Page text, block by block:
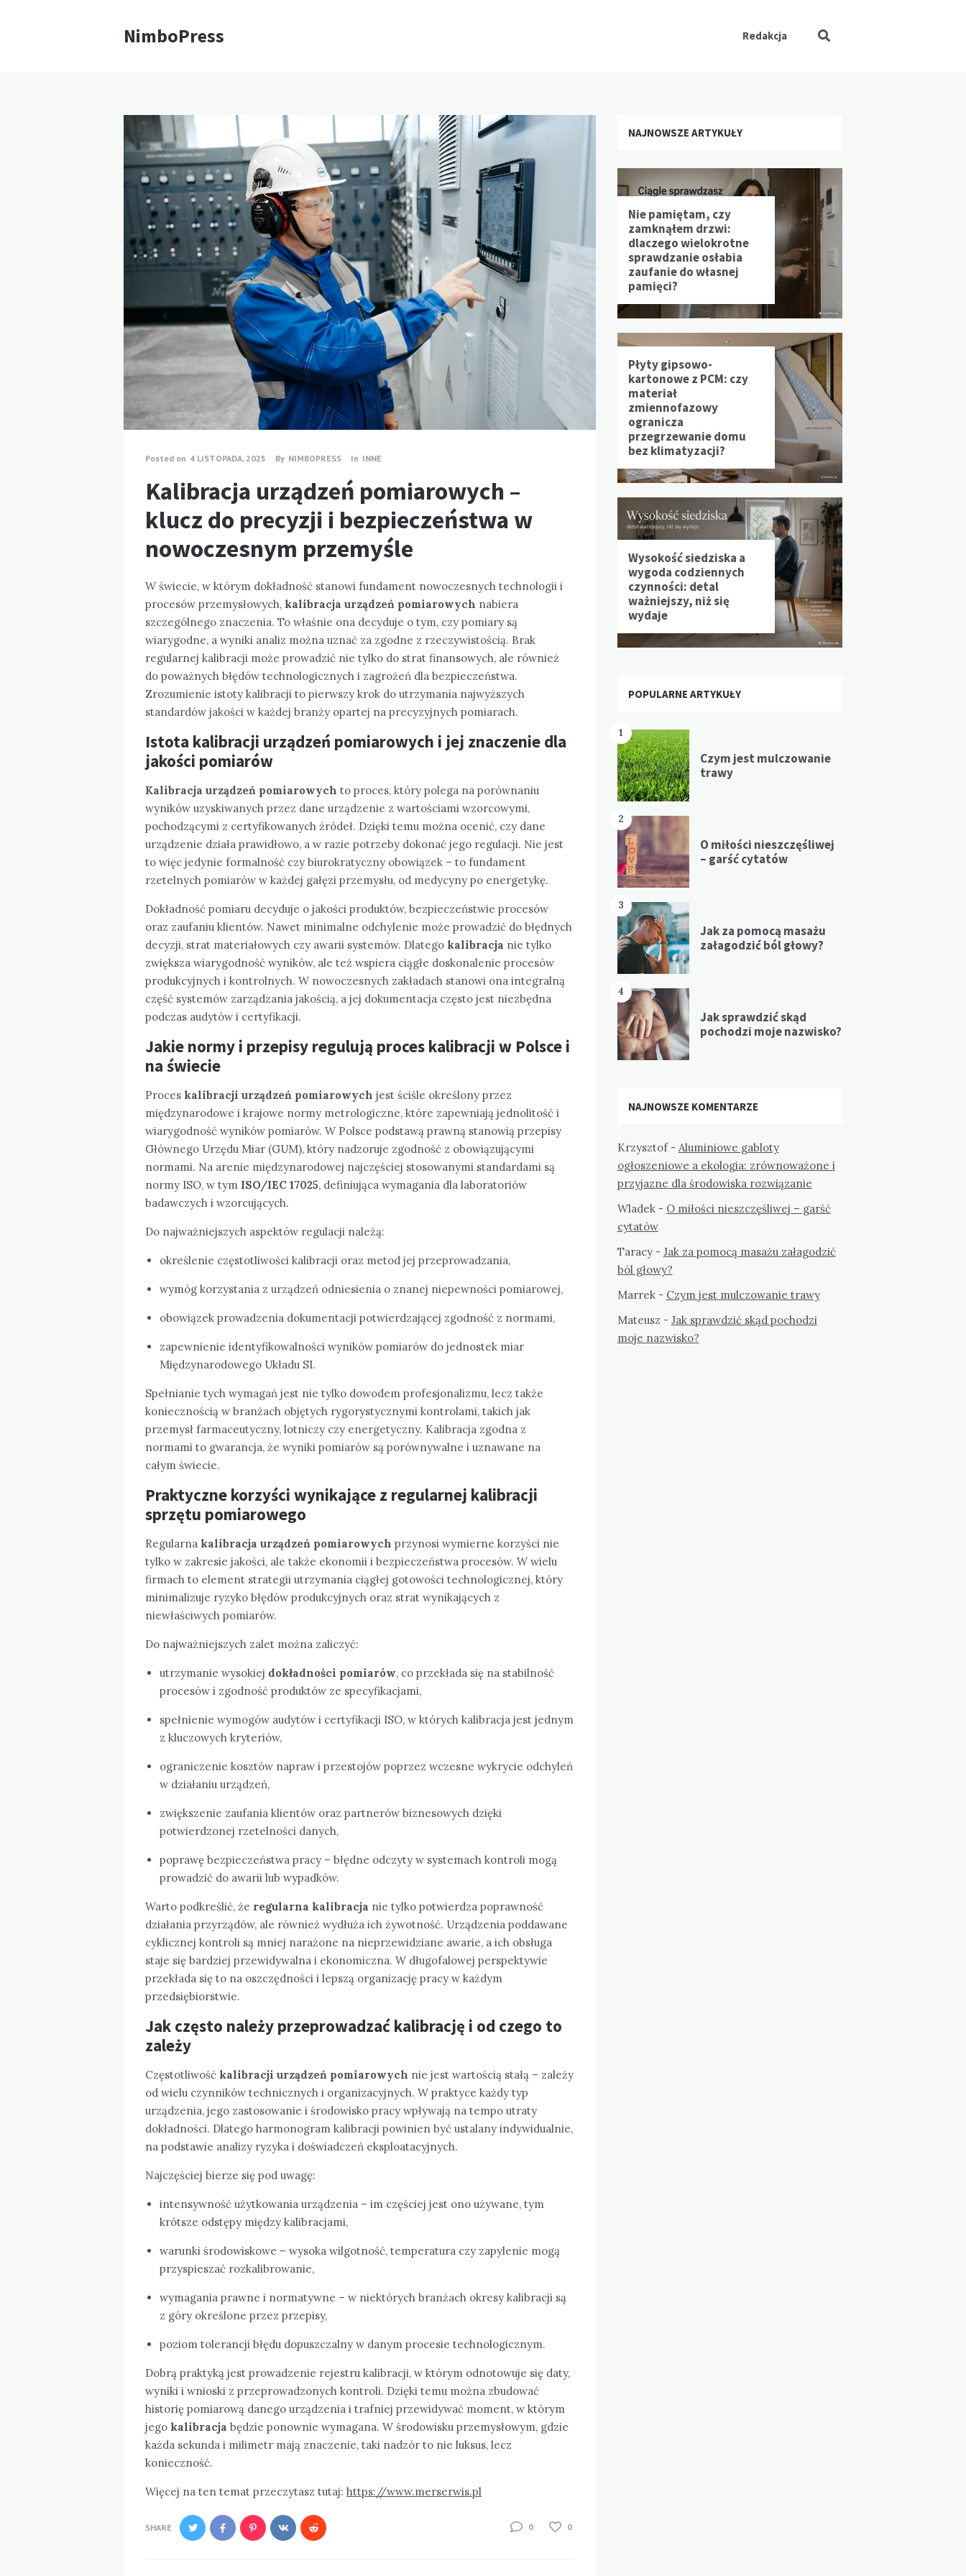
NimboPress Redakcja
Posted on 4 LISTOPADA, 2025 By NIMBOPRESS In INNE
Kalibracja urządzeń pomiarowych –
klucz do precyzji i bezpieczeństwa w
nowoczesnym przemyśle
W świecie, w którym dokładność stanowi fundament nowoczesnych technologii i
procesów przemysłowych, kalibracja urządzeń pomiarowych nabiera
szczególnego znaczenia. To właśnie ona decyduje o tym, czy pomiary są
wiarygodne, a wyniki analiz można uznać za zgodne z rzeczywistością. Brak
regularnej kalibracji może prowadzić nie tylko do strat finansowych, ale również
do poważnych błędów technologicznych i zagrożeń dla bezpieczeństwa.
Zrozumienie istoty kalibracji to pierwszy krok do utrzymania najwyższych
standardów jakości w każdej branży opartej na precyzyjnych pomiarach.
Istota kalibracji urządzeń pomiarowych i jej znaczenie dla
jakości pomiarów
Kalibracja urządzeń pomiarowych to proces, który polega na porównaniu
wyników uzyskiwanych przez dane urządzenie z wartościami wzorcowymi,
pochodzącymi z certyfikowanych źródeł. Dzięki temu można ocenić, czy dane
urządzenie działa prawidłowo, a w razie potrzeby dokonać jego regulacji. Nie jest
to więc jedynie formalność czy biurokratyczny obowiązek – to fundament
rzetelnych pomiarów w każdej gałęzi przemysłu, od medycyny po energetykę.
Dokładność pomiaru decyduje o jakości produktów, bezpieczeństwie procesów
oraz zaufaniu klientów. Nawet minimalne odchylenie może prowadzić do błędnych
decyzji, strat materiałowych czy awarii systemów. Dlatego kalibracja nie tylko
zwiększa wiarygodność wyników, ale też wspiera ciągłe doskonalenie procesów
produkcyjnych i kontrolnych. W nowoczesnych zakładach stanowi ona integralną
część systemów zarządzania jakością, a jej dokumentacja często jest niezbędna
podczas audytów i certyfikacji.
Jakie normy i przepisy regulują proces kalibracji w Polsce i
na świecie
Proces kalibracji urządzeń pomiarowych jest ściśle określony przez
międzynarodowe i krajowe normy metrologiczne, które zapewniają jednolitość i
wiarygodność wyników pomiarów. W Polsce podstawą prawną stanowią przepisy
Głównego Urzędu Miar (GUM), który nadzoruje zgodność z obowiązującymi
normami. Na arenie międzynarodowej najczęściej stosowanymi standardami są
normy ISO, w tym ISO/IEC 17025, definiująca wymagania dla laboratoriów
badawczych i wzorcujących.
Do najważniejszych aspektów regulacji należą:
określenie częstotliwości kalibracji oraz metod jej przeprowadzania,
wymóg korzystania z urządzeń odniesienia o znanej niepewności pomiarowej,
obowiązek prowadzenia dokumentacji potwierdzającej zgodność z normami,
zapewnienie identyfikowalności wyników pomiarów do jednostek miar
Międzynarodowego Układu SI.
Spełnianie tych wymagań jest nie tylko dowodem profesjonalizmu, lecz także
koniecznością w branżach objętych rygorystycznymi kontrolami, takich jak
przemysł farmaceutyczny, lotniczy czy energetyczny. Kalibracja zgodna z
normami to gwarancja, że wyniki pomiarów są porównywalne i uznawane na
całym świecie.
Praktyczne korzyści wynikające z regularnej kalibracji
sprzętu pomiarowego
Regularna kalibracja urządzeń pomiarowych przynosi wymierne korzyści nie
tylko w zakresie jakości, ale także ekonomii i bezpieczeństwa procesów. W wielu
firmach to element strategii utrzymania ciągłej gotowości technologicznej, który
minimalizuje ryzyko błędów produkcyjnych oraz strat wynikających z
niewłaściwych pomiarów.
Do najważniejszych zalet można zaliczyć:
utrzymanie wysokiej dokładności pomiarów, co przekłada się na stabilność
procesów i zgodność produktów ze specyfikacjami,
spełnienie wymogów audytów i certyfikacji ISO, w których kalibracja jest jednym
z kluczowych kryteriów,
ograniczenie kosztów napraw i przestojów poprzez wczesne wykrycie odchyleń
w działaniu urządzeń,
zwiększenie zaufania klientów oraz partnerów biznesowych dzięki
potwierdzonej rzetelności danych,
poprawę bezpieczeństwa pracy – błędne odczyty w systemach kontroli mogą
prowadzić do awarii lub wypadków.
Warto podkreślić, że regularna kalibracja nie tylko potwierdza poprawność
działania przyrządów, ale również wydłuża ich żywotność. Urządzenia poddawane
cyklicznej kontroli są mniej narażone na nieprzewidziane awarie, a ich obsługa
staje się bardziej przewidywalna i ekonomiczna. W długofalowej perspektywie
przekłada się to na oszczędności i lepszą organizację pracy w każdym
przedsiębiorstwie.
Jak często należy przeprowadzać kalibrację i od czego to
zależy
Częstotliwość kalibracji urządzeń pomiarowych nie jest wartością stałą – zależy
od wielu czynników technicznych i organizacyjnych. W praktyce każdy typ
urządzenia, jego zastosowanie i środowisko pracy wpływają na tempo utraty
dokładności. Dlatego harmonogram kalibracji powinien być ustalany indywidualnie,
na podstawie analizy ryzyka i doświadczeń eksploatacyjnych.
Najczęściej bierze się pod uwagę:
intensywność użytkowania urządzenia – im częściej jest ono używane, tym
krótsze odstępy między kalibracjami,
warunki środowiskowe – wysoka wilgotność, temperatura czy zapylenie mogą
przyspieszać rozkalibrowanie,
wymagania prawne i normatywne – w niektórych branżach okresy kalibracji są
z góry określone przez przepisy,
poziom tolerancji błędu dopuszczalny w danym procesie technologicznym.
Dobrą praktyką jest prowadzenie rejestru kalibracji, w którym odnotowuje się daty,
wyniki i wnioski z przeprowadzonych kontroli. Dzięki temu można zbudować
historię pomiarową danego urządzenia i trafniej przewidywać moment, w którym
jego kalibracja będzie ponownie wymagana. W środowisku przemysłowym, gdzie
każda sekunda i milimetr mają znaczenie, taki nadzór to nie luksus, lecz
konieczność.
Więcej na ten temat przeczytasz tutaj: https://www.merserwis.pl
SHARE 0 0
NAJNOWSZE ARTYKUŁY
Nie pamiętam, czy
zamknąłem drzwi:
dlaczego wielokrotne
sprawdzanie osłabia
zaufanie do własnej
pamięci?
Płyty gipsowo-
kartonowe z PCM: czy
materiał
zmiennofazowy
ogranicza
przegrzewanie domu
bez klimatyzacji?
Wysokość siedziska a
wygoda codziennych
czynności: detal
ważniejszy, niż się
wydaje
POPULARNE ARTYKUŁY
1
Czym jest mulczowanie
trawy
2
O miłości nieszczęśliwej
– garść cytatów
3
Jak za pomocą masażu
załagodzić ból głowy?
4
Jak sprawdzić skąd
pochodzi moje nazwisko?
NAJNOWSZE KOMENTARZE
Krzysztof- Aluminiowe gabloty
ogłoszeniowe a ekologia: zrównoważone i
przyjazne dla środowiska rozwiązanie
Wladek- O miłości nieszczęśliwej – garść
cytatów
Taracy- Jak za pomocą masażu załagodzić
ból głowy?
Marrek- Czym jest mulczowanie trawy
Mateusz - Jak sprawdzić skąd pochodzi
moje nazwisko?